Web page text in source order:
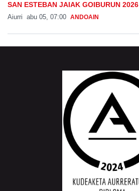
SAN ESTEBAN JAIAK GOIBURUN 2026
Aiurri abu 05, 07:00 ANDOAIN